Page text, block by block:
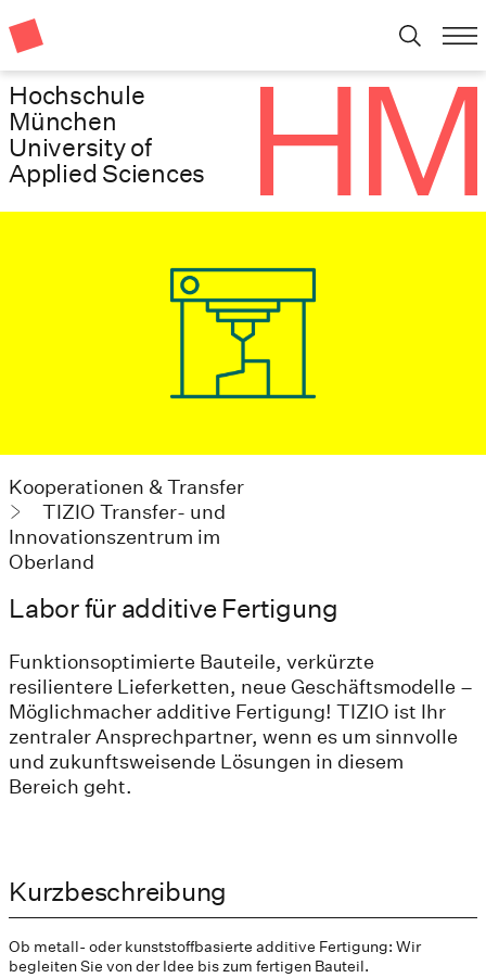
Hochschule
München
University of
Applied Sciences
Kooperationen & Transfer
TIZIO Transfer- und
Innovationszentrum im
Oberland
Labor für additive Fertigung
Funktionsoptimierte Bauteile, verkürzte
resilientere Lieferketten, neue Geschäftsmodelle –
Möglichmacher additive Fertigung! TIZIO ist Ihr
zentraler Ansprechpartner, wenn es um sinnvolle
und zukunftsweisende Lösungen in diesem
Bereich geht.
Kurzbeschreibung
Ob metall- oder kunststoffbasierte additive Fertigung: Wir
begleiten Sie von der Idee bis zum fertigen Bauteil.